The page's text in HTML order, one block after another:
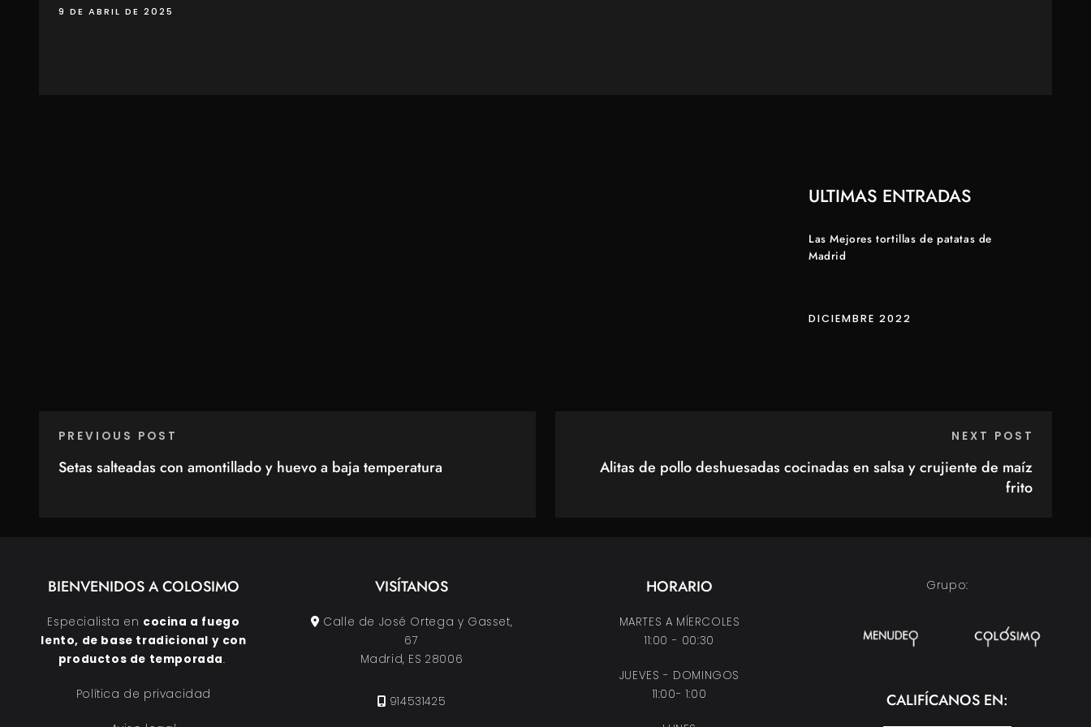
9 DE ABRIL DE 2025
ULTIMAS ENTRADAS
Las Mejores tortillas de patatas de
Madrid
DICIEMBRE 2022
PREVIOUS POST
Setas salteadas con amontillado y huevo a baja temperatura
NEXT POST
Alitas de pollo deshuesadas cocinadas en salsa y crujiente de maíz
frito
BIENVENIDOS A COLOSIMO
Especialista en cocina a fuego
lento, de base tradicional y con
productos de temporada.
Política de privacidad
VISÍTANOS
Calle de José Ortega y Gasset,
67
Madrid, ES 28006
914531425
HORARIO
MARTES A MÍERCOLES
11:00 - 00:30
JUEVES - DOMINGOS
11:00- 1:00
Grupo:
CALIFÍCANOS EN: